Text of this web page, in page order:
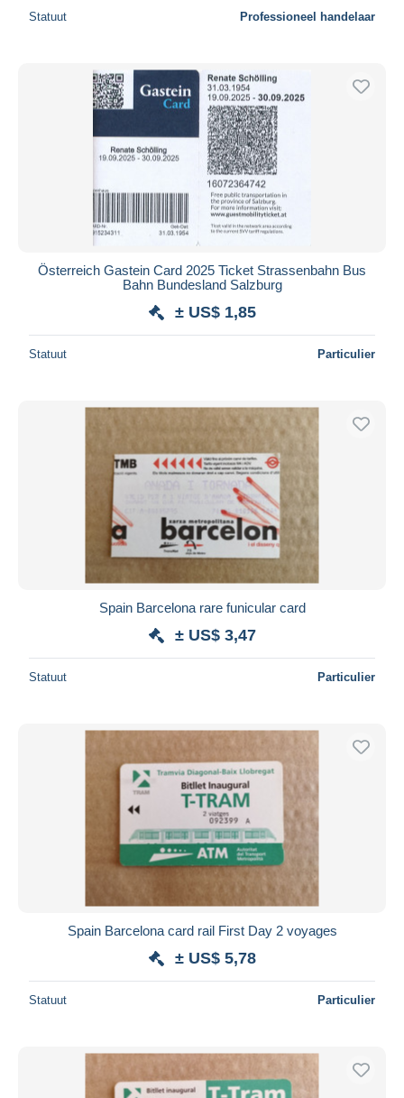
Statuut Professioneel handelaar
Österreich Gastein Card 2025 Ticket Strassenbahn Bus
Bahn Bundesland Salzburg
± US$ 1,85
Statuut Particulier
Spain Barcelona rare funicular card
± US$ 3,47
Statuut Particulier
Spain Barcelona card rail First Day 2 voyages
± US$ 5,78
Statuut Particulier